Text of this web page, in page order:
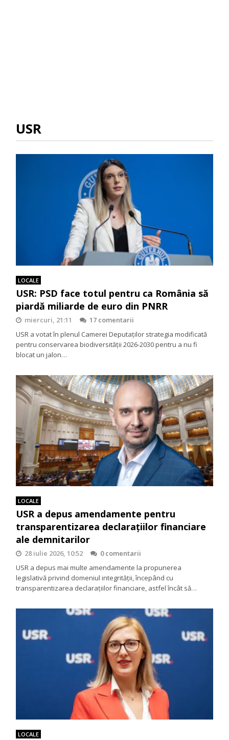
USR
LOCALE
USR: PSD face totul pentru ca România să
piardă miliarde de euro din PNRR
miercuri, 21:11
17 comentarii
USR a votat în plenul Camerei Deputaților strategia modificată
pentru conservarea biodiversității 2026-2030 pentru a nu fi
blocat un jalon…
LOCALE
USR a depus amendamente pentru
transparentizarea declarațiilor financiare
ale demnitarilor
28 iulie 2026, 10:52
0 comentarii
USR a depus mai multe amendamente la propunerea
legislativă privind domeniul integrității, începând cu
transparentizarea declarațiilor financiare, astfel încât să…
LOCALE